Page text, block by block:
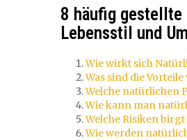
8 häufig gestellte
Lebensstil und
Wie wirkt sich
Was sind die
Welche natürlichen
Wie kann man
Welche Risiken
Wie werden